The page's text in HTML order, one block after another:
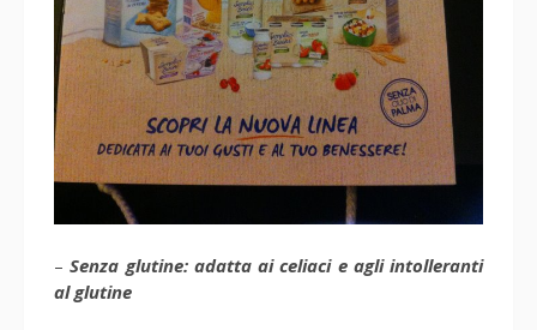
– Senza glutine: adatta ai celiaci e agli intolleranti
al glutine